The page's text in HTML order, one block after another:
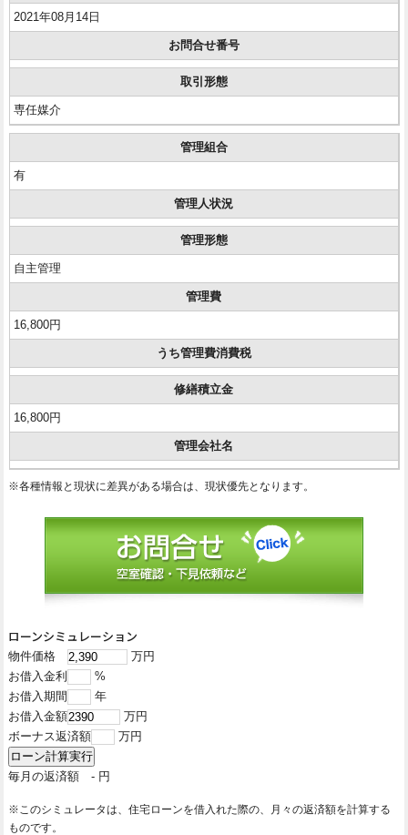
2021年08月14日
お問合せ番号
取引形態
専任媒介
管理組合
有
管理人状況
管理形態
自主管理
管理費
16,800円
うち管理費消費税
修繕積立金
16,800円
管理会社名
※各種情報と現状に差異がある場合は、現状優先となります。
ローンシミュレーション
物件価格
万円
お借入金利
%
お借入期間
年
お借入金額
万円
ボーナス返済額
万円
毎月の返済額- 円
※このシミュレータは、住宅ローンを借入れた際の、月々の返済額を計算する
ものです。